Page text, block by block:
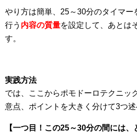
やり方は簡単、25～30分のタイマー
行う 内容の質量を設定して、あとは
す。
実践方法
では、ここからポモドーロテクニッ
意点、ポイントを大きく分けて3つ述
【一つ目！この25～30分の間には